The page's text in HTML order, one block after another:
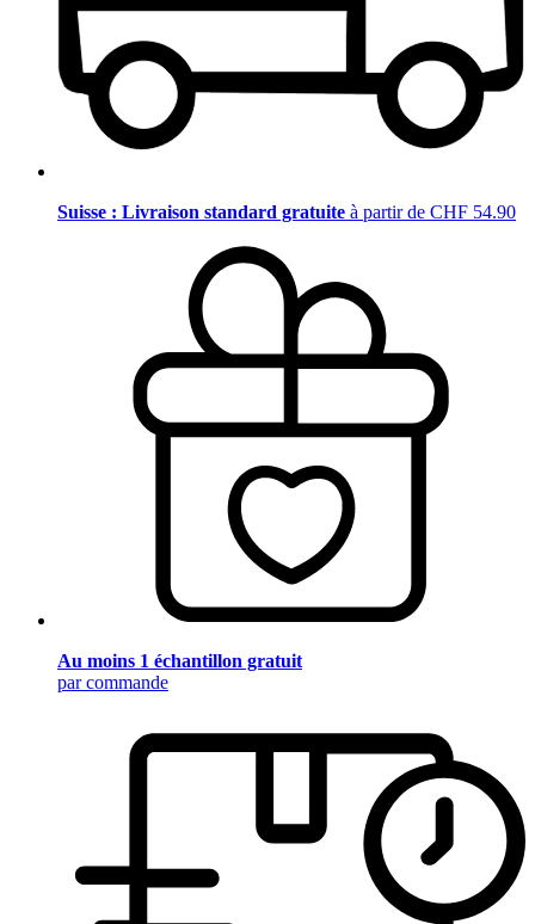
Suisse : Livraison standard gratuite à partir de CHF 54.90
Au moins 1 échantillon gratuit
par commande